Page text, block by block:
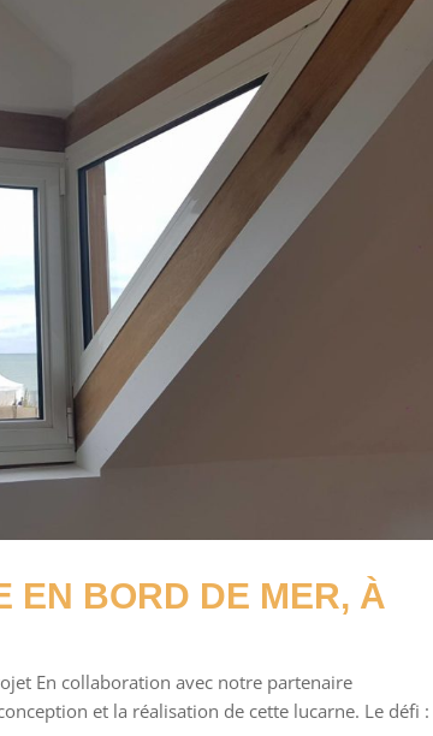
EN BORD DE MER, À
En collaboration avec notre partenaire
et la réalisation de cette lucarne. Le défi :